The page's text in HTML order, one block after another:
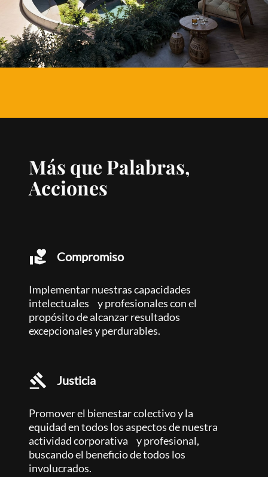
Más que Palabras,
Acciones
Compromiso
Implementar nuestras capacidades
intelectuales y profesionales con el
propósito de alcanzar resultados
excepcionales y perdurables.
Justicia
Promover el bienestar colectivo y la
equidad en todos los aspectos de nuestra
actividad corporativa y profesional,
buscando el beneficio de todos los
involucrados.